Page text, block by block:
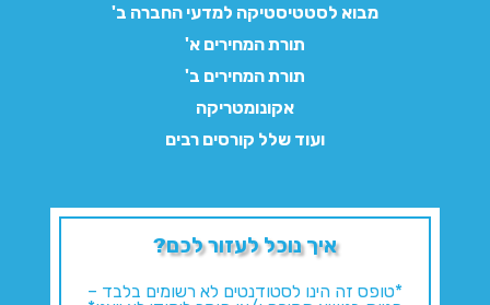
מבוא לסטטיסטיקה למדעי החברה ב'
תורת המחירים א'
תורת המחירים ב'
אקונומטריקה
ועוד שלל קורסים רבים
איך נוכל לעזור לכם?
*טופס זה הינו לסטודנטים לא רשומים בלבד –